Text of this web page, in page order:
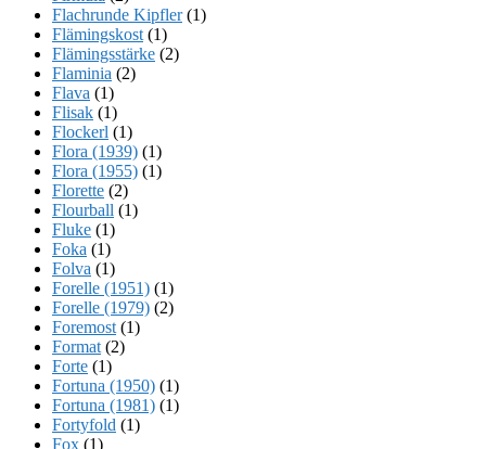
Flachrunde Kipfler(1)
Flämingskost (1)
Flämingsstärke (2)
Flaminia (2)
Flava (1)
Flisak (1)
Flockerl (1)
Flora (1939) (1)
Flora (1955) (1)
Florette (2)
Flourball (1)
Fluke (1)
Foka (1)
Folva (1)
Forelle (1951) (1)
Forelle (1979) (2)
Foremost (1)
Format (2)
Forte (1)
Fortuna (1950) (1)
Fortuna (1981) (1)
Fortyfold (1)
Fox (1)